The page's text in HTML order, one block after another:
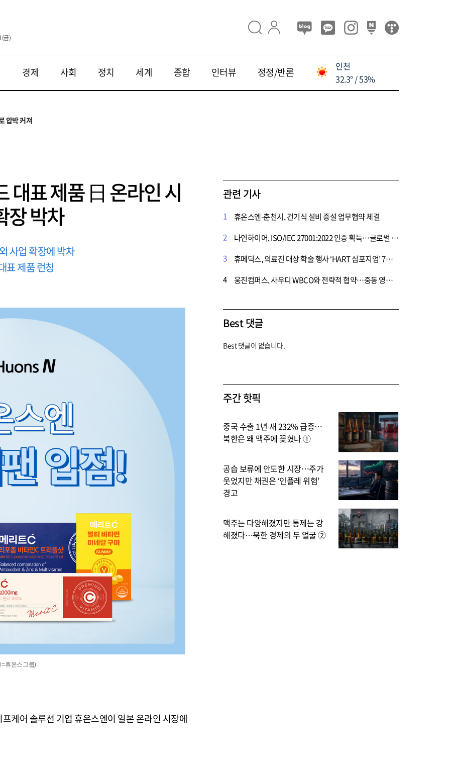
금)
경제 사회 정치 세계 종합 인터뷰 정정/반론
인천
32.3° / 53%
압박 커져
대표 제품 日 온라인 시
장 박차
사업 확장에 박차
표 제품 런칭
=휴온스그룹)
케어 솔루션 기업 휴온스엔이 일본 온라인 시장에
관련 기사
1
휴온스엔-춘천시, 건기식 설비 증설 업무협약 체결
2
나인하이어, ISO/IEC 27001:2022 인증 획득…글로벌 수준 정보보안 체계 인정받아
3
휴메딕스, 의료진 대상 학술 행사 ‘HART 심포지엄’ 7월 개최
4
웅진컴퍼스, 사우디 WBCO와 전략적 협약…중동 영어교육 시장 본격 진출
Best 댓글
Best 댓글이 없습니다.
주간 핫픽
중국 수출 1년 새 232% 급증…
북한은 왜 맥주에 꽂혔나 ①
공습 보류에 안도한 시장…주가
웃었지만 채권은 ‘인플레 위험’
경고
맥주는 다양해졌지만 통제는 강
해졌다…북한 경제의 두 얼굴 ②